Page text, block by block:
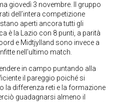
giovedì 3 novembre. Il gruppo
dell’intera competizione
aperti ancora tutti gli
è la Lazio con 8 punti, a parità
e Midtjylland sono invece a
nell’ultimo match.
in campo puntando alla
il pareggio poiché si
la differenza reti e la formazione
guadagnarsi almeno il